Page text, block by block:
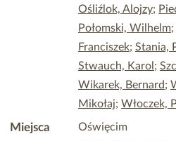
Ośliźlok, Alojzy;
Połomski, Wilhelm;
Franciszek; Stania,
Stwauch, Karol ;
Wikarek, Bernard;
Mikołaj; Włoczek,
Miejsca Oświęcim